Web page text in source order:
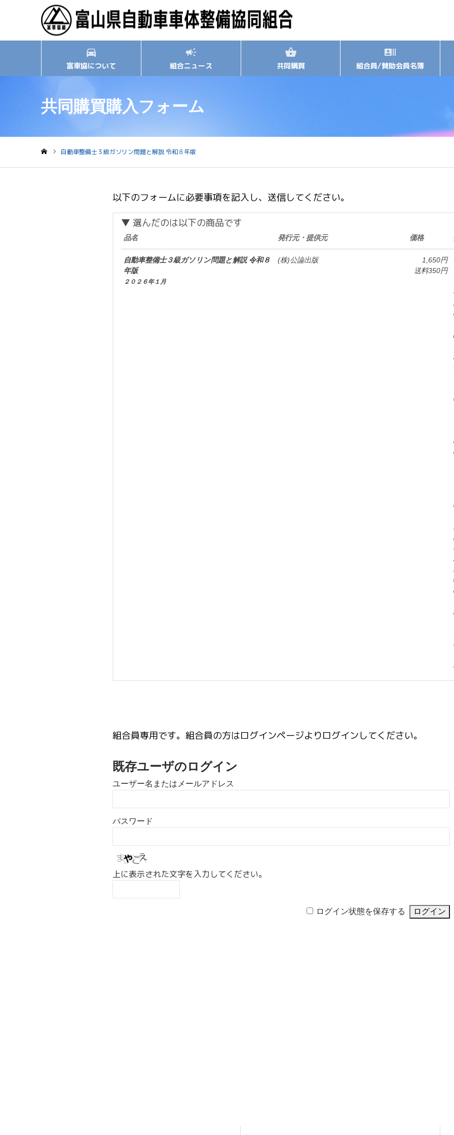
富車協について 組合ニュース 共同購買 組合員/賛助会員名簿
共同購買購入フォーム
自動車整備士３級ガソリン問題と解説 令和８年版
以下のフォームに必要事項を記入し、送信してください。
▼ 選んだのは以下の商品です
品名 発行元・提供元 価格
自動車整備士３級ガソリン問題と解説 令和８
年版
２０２６年１月
(株)公論出版
1,650円
送料350円
組合員専用です。組合員の方はログインページよりログインしてください。
既存ユーザのログイン
ユーザー名またはメールアドレス
パスワード
上に表示された文字を入力してください。
ログイン状態を保存する